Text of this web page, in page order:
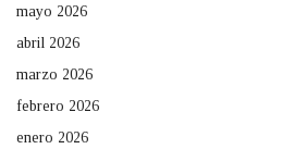
mayo 2026
abril 2026
marzo 2026
febrero 2026
enero 2026